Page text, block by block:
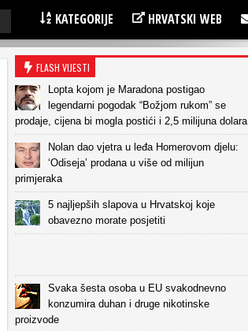
KATEGORIJE HRVATSKI WEB
FLASH VIJESTI
Lopta kojom je Maradona postigao
legendarni pogodak “Božjom rukom” se
prodaje, cijena bi mogla postići i 2,5 milijuna dolara
Nolan dao vjetra u leđa Homerovom djelu:
‘Odiseja’ prodana u više od milijun
primjeraka
5 najljepših slapova u Hrvatskoj koje
obavezno morate posjetiti
Svaka šesta osoba u EU svakodnevno
konzumira duhan i druge nikotinske
proizvode